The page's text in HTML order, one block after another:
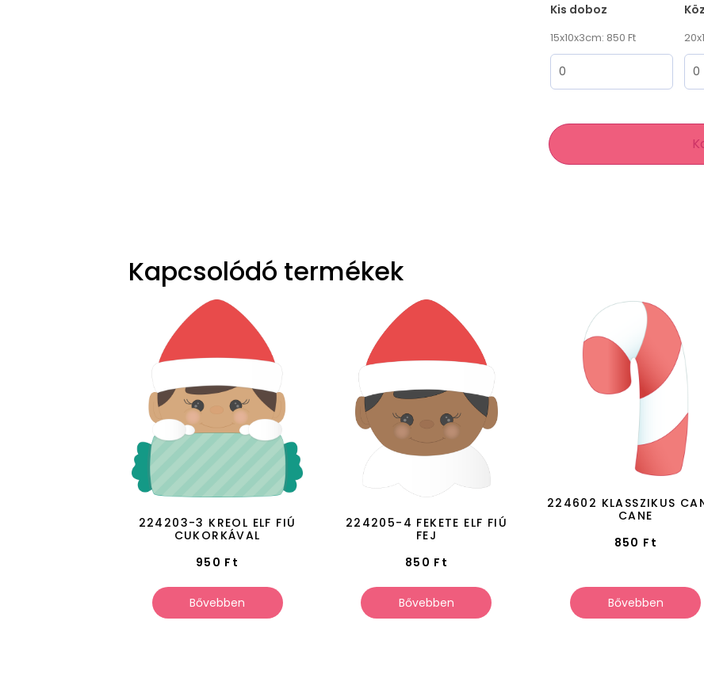
Kis doboz
15x10x3cm: 850 Ft
Kapcsolódó termékek
224203-3 KREOL ELF FIÚ
CUKORKÁVAL
950 Ft
Bővebben
224205-4 FEKETE ELF FIÚ
FEJ
850 Ft
Bővebben
224602 KLASSZIKUS
CANE
850 Ft
Bővebben